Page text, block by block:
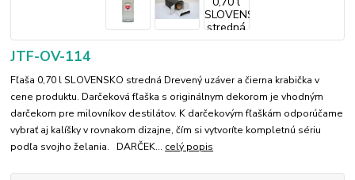
JTF-OV-114
Fľaša 0,70 l SLOVENSKO stredná Drevený uzáver a čierna krabička v
cene produktu. Darčeková fľaška s originálnym dekorom je vhodným
darčekom pre milovníkov destilátov. K darčekovým fľaškám odporúčame
vybrať aj kalíšky v rovnakom dizajne, čím si vytvoríte kompletnú sériu
podľa svojho želania. DARČEK... celý popis